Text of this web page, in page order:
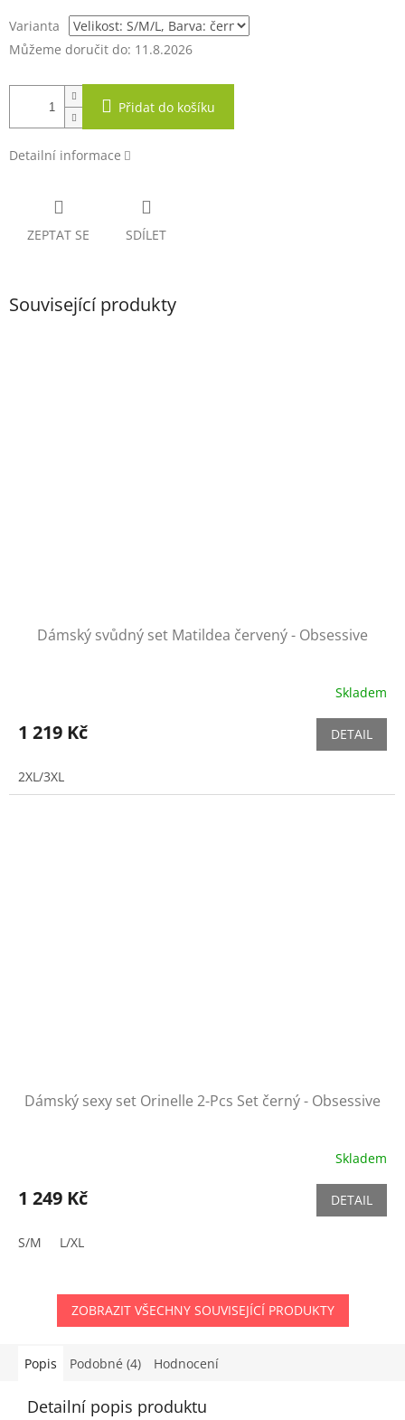
Varianta
Můžeme doručit do: 11.8.2026
Přidat do košíku
Detailní informace
ZEPTAT SE SDÍLET
Související produkty
Dámský svůdný set Matildea červený - Obsessive
Skladem
1 219 Kč DETAIL
2XL/3XL
Dámský sexy set Orinelle 2-Pcs Set černý - Obsessive
Skladem
1 249 Kč DETAIL
S/M L/XL
ZOBRAZIT VŠECHNY SOUVISEJÍCÍ PRODUKTY
Popis Podobné (4) Hodnocení
Detailní popis produktu